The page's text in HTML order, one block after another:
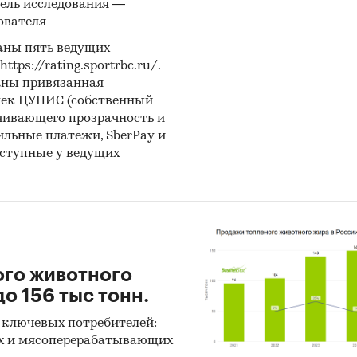
программ, к которым имеет доступ наше
анализ выполняется в рамках проведения Desk
исследование). В общем виде целью
является проанализировать ситуацию на
консолей и получить (рассчитать)
его состояние в настоящее время и в
получения информации
Федеральной Таможенной службы РФ,
DataMonitor, EuroMonitor, Eurostat.
и электронные деловые и
аналитические обзоры.
сети Интернет в России и мире.
исследования —
пять ведущих
https://rating.sportrbc.ru/.
привязанная
ЦУПИС (собственный
прозрачность и
платежи, SberPay и
у ведущих
животного
156 тыс тонн.
потребителей:
и мясоперерабатывающих